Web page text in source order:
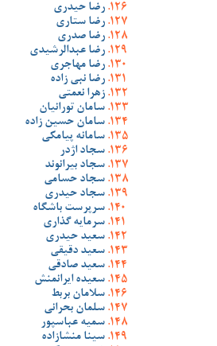
رضا حیدری
رضا ستاری
رضا صدری
رضا عبدالرشیدی
رضا مهاجری
رضا نبی زاده
زهرا نعمتی
سامان تورانیان
سامان حسین زاده
سامانه پیامکی
سجاد اژدر
سجاد بیرانوند
سجاد حسامی
سجاد حیدری
سرپرست باشگاه
سرمایه گذاری
سعید حیدری
سعید دقیقی
سعید صادقی
سعیده ایرانمنش
سلامان بربط
سلمان بحرانی
سمیه عباسپور
سینا منشازاده